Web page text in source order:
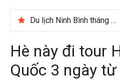
Cuối năm có nên đi du lịch Phú Quốc không?
Hè này đi tour
Quốc 3 ngày từ